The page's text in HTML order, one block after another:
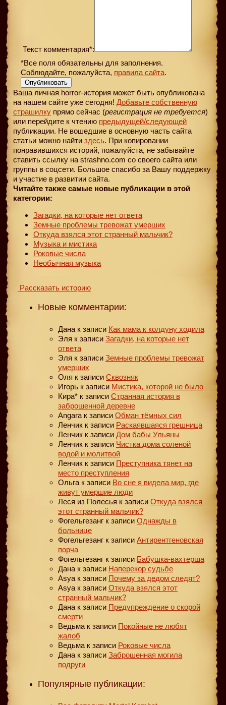
Текст комментария*:
*Все поля обязательны для заполнения.
Соблюдайте, пожалуйста, правила сайта.
Опубликовать
Ваша личная horror-история может быть опубликована
на нашем сайте уже сегодня! Добавьте собственную
страшилку прямо сейчас (регистрация не требуется)
или перейдите к чтению предыдущей/следующей
публикации. Не вошедшие в основную часть сайта
статьи можно найти здесь. При копировании
понравившихся историй, пожалуйста, не забывайте
ставить ссылку на strashno.com со своего сайта или
группы в соцсети. Большое спасибо за Вашу поддержку
и участие в развитии сайта.
Читайте также самые новые публикации в этой
категории:
Загадки, на которые нет ответа
Земные проблемы тревожат умерших
Откуда взялся этот странный мальчик?
Музыка и мистика
Роковые числа
Необычная музыка
Рассказать историю
Новые комментарии:
Дана к записи Как мама к колдуну ходила
Эля к записи Загадки, на которые нет
ответа
Эля к записи Земные проблемы тревожат
умерших
Оля к записи Сквозняк
Игорь к записи Мистика, которой не было
Кира* к записи Странная история в
заброшенной деревне
Angara к записи Обман тёмных сил
Ленчик к записи Раскаявшаяся грешница
Ленчик к записи Дом бабы Ульяны
Ленчик к записи Чистка дома соленой
водой и молитвой
Ленчик к записи Преступника тянет на
место преступления
Ольга к записи Во сне я видела мир, где
живут умершие люди
Леся из Полесья к записи Откуда взялся
этот странный мальчик?
Фогельгезанг к записи Однажды в
больнице
Фогельгезанг к записи Антирентгеновская
порча
Фогельгезанг к записи Бабушка-вахтерша
Дана к записи Наперекор судьбе
Asya к записи Почему за дедом следят?
Asya к записи Откуда взялся этот
странный мальчик?
Дана к записи Предупреждение о скорой
смерти
Ведьма к записи Покойные не любят
жалоб
Ведьма к записи Роковые числа
Дана к записи Заброшенная могила
подруги
Популярные публикации: